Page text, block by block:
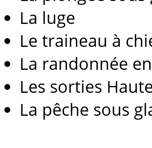
La luge
Le traineau à
La randonnée
Les sorties
La pêche sous